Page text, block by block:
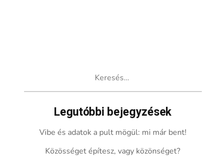
Legutóbbi bejegyzések
Vibe és adatok a pult mögül: mi már bent!
Közösséget építesz, vagy közönséget?